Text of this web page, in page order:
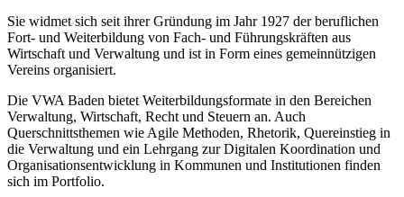
Sie widmet sich seit ihrer Gründung im Jahr 1927 der beruflichen
Fort- und Weiterbildung von Fach- und Führungskräften aus
Wirtschaft und Verwaltung und ist in Form eines gemeinnützigen
Vereins organisiert.
Die VWA Baden bietet Weiterbildungsformate in den Bereichen
Verwaltung, Wirtschaft, Recht und Steuern an. Auch
Querschnittsthemen wie Agile Methoden, Rhetorik, Quereinstieg in
die Verwaltung und ein Lehrgang zur Digitalen Koordination und
Organisationsentwicklung in Kommunen und Institutionen finden
sich im Portfolio.